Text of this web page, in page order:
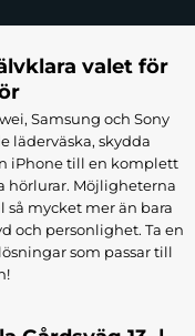
valet för
Samsung och Sony
läderväska, skydda
iPhone till en komplett
hörlurar. Möjligheterna
så mycket mer än bara
och personlighet. Ta en
som passar till